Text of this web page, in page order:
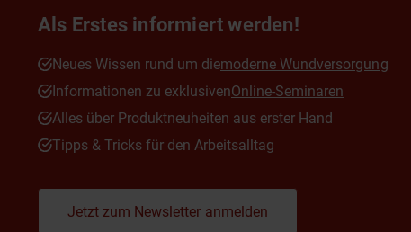
Als Erstes informiert werden!
Neues Wissen rund um diemoderne Wundversorgung
Informationen zu exklusivenOnline-Seminaren
Alles über Produktneuheiten aus erster Hand
Tipps & Tricks für den Arbeitsalltag
Jetzt zum Newsletter anmelden